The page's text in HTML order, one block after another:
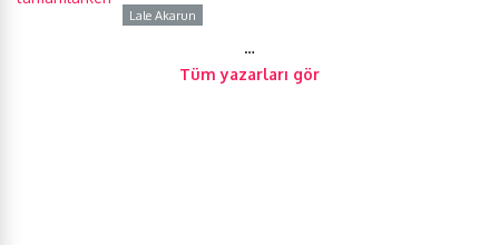
Lale Akarun
…
Tüm yazarları gör